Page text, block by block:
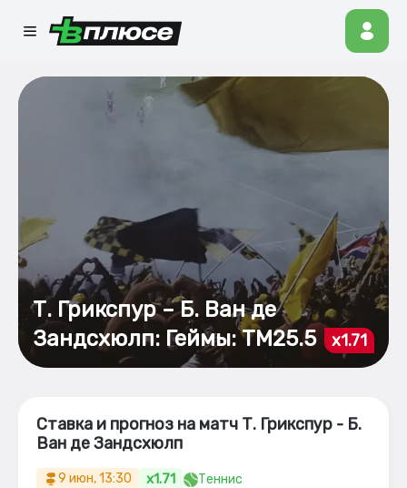
Т. Грикспур – Б. Ван де
Зандсхюлп: Геймы: ТМ25.5
x1.71
Ставка и прогноз на матч Т. Грикспур - Б.
Ван де Зандсхюлп
9 июн, 13:30 x1.71 Теннис